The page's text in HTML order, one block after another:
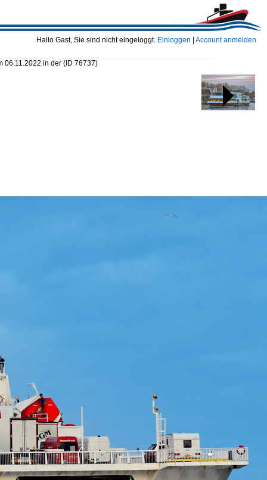
Hallo Gast, Sie sind nicht eingeloggt. Einloggen Account anmelden
06.11.2022 in der (ID 76737)